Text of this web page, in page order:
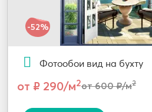
-52%
Фотообои вид на бухту
от ₽ 290/м2от 600 ₽/м2